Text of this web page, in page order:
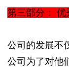
第三部分： 优
公司的发展不
公司为了对他